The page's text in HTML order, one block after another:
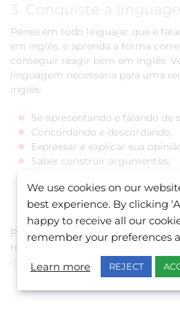
3. Conquiste a
Pense em todo linguajar que é
em inglês, e aprenda a forma
conseguir reagir bem em inglês.
línguagem necessária para uma
inglês:
Se apresentando e falando de
Concordando e descordando;
Expressar e explicar sua
Saber construir argumentos;
Debater suas idéias e dar
Faça perguntas e esclareça
Para programas personalizados e
reunião em inglês, treinamentos,
info@belsmalta.com.
We use cookies on our
best experience. By clicking
happy to receive all our
remember your preferences
Learn more REJECT